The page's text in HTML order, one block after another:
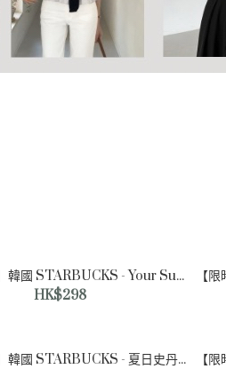
【限時優惠】韓國 STARBUCKS - Your Summer 玻璃碟套裝（2件裝）Your Summer Glass Plate Set (2P)
HK$298
【限時優惠】韓國 STARBUCKS - 夏日史丹利流動冷飲杯 Summer Stanley Flow Cold Cup 887ml